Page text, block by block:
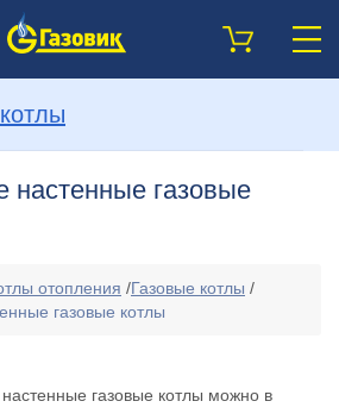
настенные газовые
отопления /Газовые котлы /
газовые котлы
настенные газовые котлы можно в